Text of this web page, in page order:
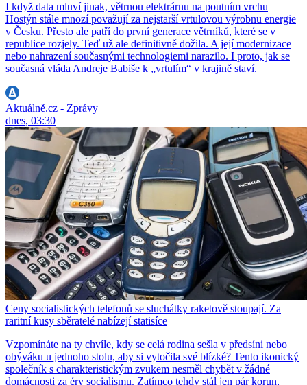
I když data mluví jinak, větrnou elektrárnu na poutním vrchu
Hostýn stále mnozí považují za nejstarší vrtulovou výrobnu energie
v Česku. Přesto ale patří do první generace větrníků, které se v
republice rozjely. Teď už ale definitivně dožila. A její modernizace
nebo nahrazení současnými technologiemi narazilo. I proto, jak se
současná vláda Andreje Babiše k „vrtulím“ v krajině staví.
Aktuálně.cz - Zprávy
dnes, 03:30
Ceny socialistických telefonů se sluchátky raketově stoupají. Za
raritní kusy sběratelé nabízejí statisíce
Vzpomínáte na ty chvíle, kdy se celá rodina sešla v předsíni nebo
obýváku u jednoho stolu, aby si vytočila své blízké? Tento ikonický
společník s charakteristickým zvukem nesměl chybět v žádné
domácnosti za éry socialismu. Zatímco tehdy stál jen pár korun,